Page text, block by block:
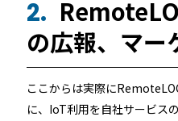
2.
の広報、マー
ここからは実際に
に、IoT利用を自社サービス
店舗
オフィス
公共施設
近畿
中国